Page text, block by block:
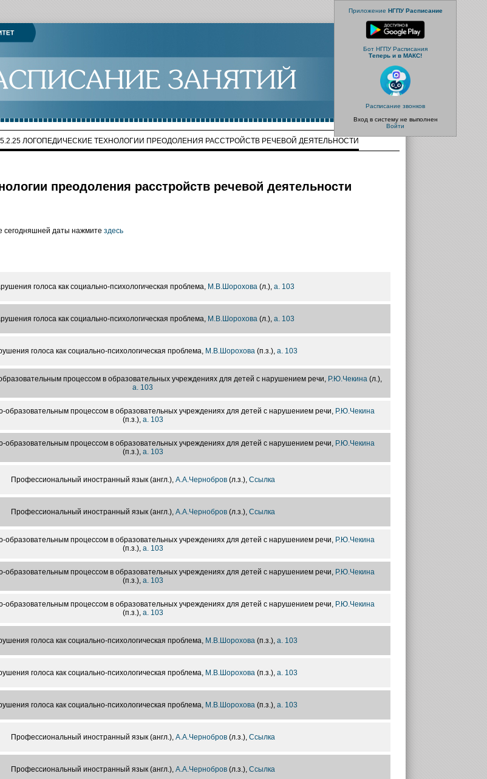
Приложение НГПУ Расписание
Бот НГПУ Расписания
Теперь и в МАКС!
Расписание звонков
Вход в систему не выполнен
Войти
ЛОГОПЕДИЧЕСКИЕ ТЕХНОЛОГИИ ПРЕОДОЛЕНИЯ РАССТРОЙСТВ РЕЧЕВОЙ ДЕЯТЕЛЬНОСТИ
преодоления расстройств речевой деятельности
сегодняшней даты нажмите здесь
голоса как социально-психологическая проблема, М.В.Шорохова (л.), а. 103
голоса как социально-психологическая проблема, М.В.Шорохова (л.), а. 103
голоса как социально-психологическая проблема, М.В.Шорохова(п.з.), а. 103
процессом в образовательных учреждениях для детей с нарушением речи, Р.Ю.Чекина (л.),
а. 103
образовательным процессом в образовательных учреждениях для детей с нарушением речи, Р.Ю.Чекина
(п.з.), а. 103
образовательным процессом в образовательных учреждениях для детей с нарушением речи, Р.Ю.Чекина
(п.з.), а. 103
Профессиональный иностранный язык (англ.), А.А.Чернобров(л.з.), Ссылка
Профессиональный иностранный язык (англ.), А.А.Чернобров(л.з.), Ссылка
образовательным процессом в образовательных учреждениях для детей с нарушением речи, Р.Ю.Чекина
(п.з.), а. 103
образовательным процессом в образовательных учреждениях для детей с нарушением речи, Р.Ю.Чекина
(п.з.), а. 103
образовательным процессом в образовательных учреждениях для детей с нарушением речи, Р.Ю.Чекина
(п.з.), а. 103
голоса как социально-психологическая проблема, М.В.Шорохова(п.з.), а. 103
голоса как социально-психологическая проблема, М.В.Шорохова(п.з.), а. 103
голоса как социально-психологическая проблема, М.В.Шорохова(п.з.), а. 103
Профессиональный иностранный язык (англ.), А.А.Чернобров(л.з.), Ссылка
Профессиональный иностранный язык (англ.), А.А.Чернобров(л.з.), Ссылка